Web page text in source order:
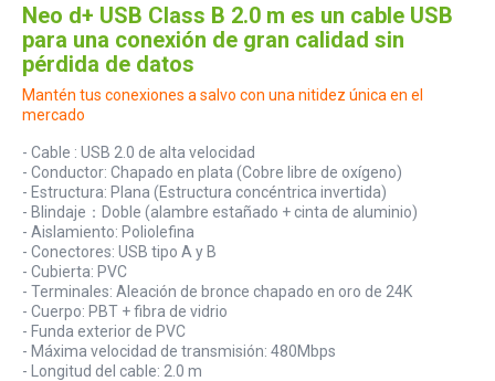
Neo d+ USB Class B 2.0 m es un cable USB
para una conexión de gran calidad sin
pérdida de datos
Mantén tus conexiones a salvo con una nitidez única en el
mercado
- Cable : USB 2.0 de alta velocidad
- Conductor: Chapado en plata (Cobre libre de oxígeno)
- Estructura: Plana (Estructura concéntrica invertida)
- Blindaje：Doble (alambre estañado + cinta de aluminio)
- Aislamiento: Poliolefina
- Conectores: USB tipo A y B
- Cubierta: PVC
- Terminales: Aleación de bronce chapado en oro de 24K
- Cuerpo: PBT + fibra de vidrio
- Funda exterior de PVC
- Máxima velocidad de transmisión: 480Mbps
- Longitud del cable: 2.0 m